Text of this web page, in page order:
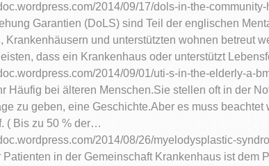
2014/09/17/dols-in-the-
Garantien (DoLS) sind Teil der englischen
Krankenhäusern und unterstützten wohnen betreut
dass ein Krankenhaus oder unterstützt
2014/09/01/uti-s-in-the-elderly-a-
Häufig bei älteren Menschen.Sie stellen oft in der
zu geben, eine Geschichte.Aber es muss
( Bis zu 50 % der…
2014/08/26/myelodysplastic-
Patienten in der Gemeinschaft Krankenhaus ist